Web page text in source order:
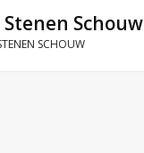
Schouw
SCHOUW